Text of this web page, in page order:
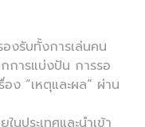
งรับทั้งการเล่นคน
การแบ่งปัน การรอ
ง “เหตุและผล” ผ่าน
ประเทศและนำเข้า